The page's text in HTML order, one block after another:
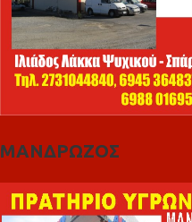
ΜΑΝΔΡΩΖΟΣ